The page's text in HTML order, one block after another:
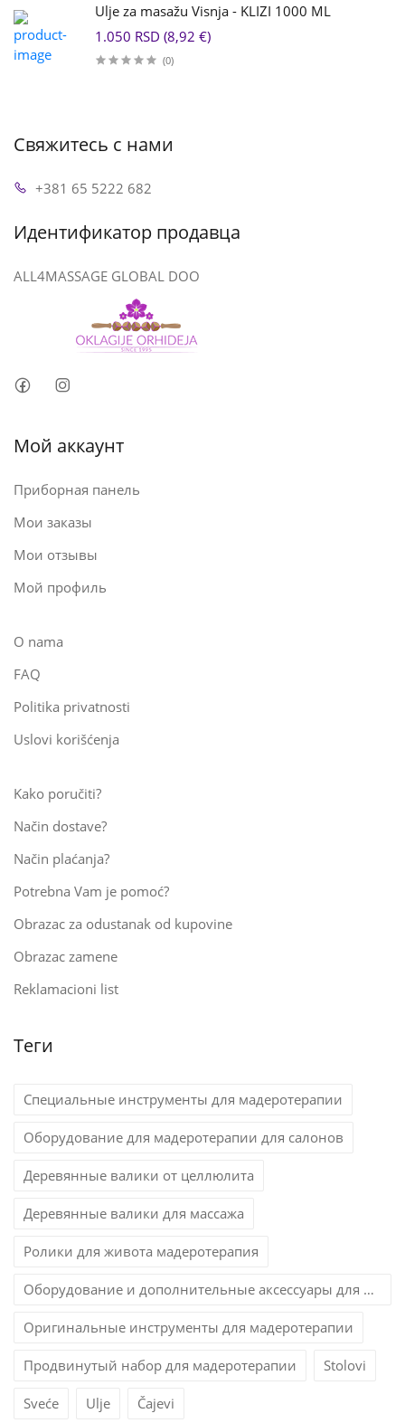
Ulje za masažu Visnja - KLIZI 1000 ML
1.050 RSD (8,92 €)
(0)
Свяжитесь с нами
+381 65 5222 682
Идентификатор продавца
ALL4MASSAGE GLOBAL DOO
Мой аккаунт
Приборная панель
Мои заказы
Мои отзывы
Мой профиль
O nama
FAQ
Politika privatnosti
Uslovi korišćenja
Kako poručiti?
Način dostave?
Način plaćanja?
Potrebna Vam je pomoć?
Obrazac za odustanak od kupovine
Obrazac zamene
Reklamacioni list
Теги
Специальные инструменты для мадеротерапии
Оборудование для мадеротерапии для салонов
Деревянные валики от целлюлита
Деревянные валики для массажа
Ролики для живота мадеротерапия
Оборудование и дополнительные аксессуары для мадеротерапии
Оригинальные инструменты для мадеротерапии
Продвинутый набор для мадеротерапии Stolovi
Sveće Ulje Čajevi